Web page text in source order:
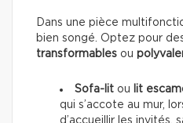
Dans une pièce
bien songé. Optez pour
transformables ou
Sofa-lit ou lit
qui s’accote au mur,